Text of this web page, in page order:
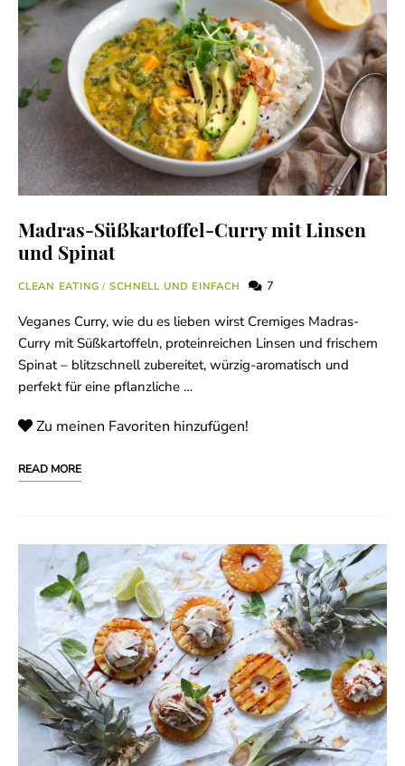
Madras-Süßkartoffel-Curry mit Linsen
und Spinat
CLEAN EATING / SCHNELL UND EINFACH 7
Veganes Curry, wie du es lieben wirst Cremiges Madras-
Curry mit Süßkartoffeln, proteinreichen Linsen und frischem
Spinat – blitzschnell zubereitet, würzig-aromatisch und
perfekt für eine pflanzliche …
Zu meinen Favoriten hinzufügen!
READ MORE